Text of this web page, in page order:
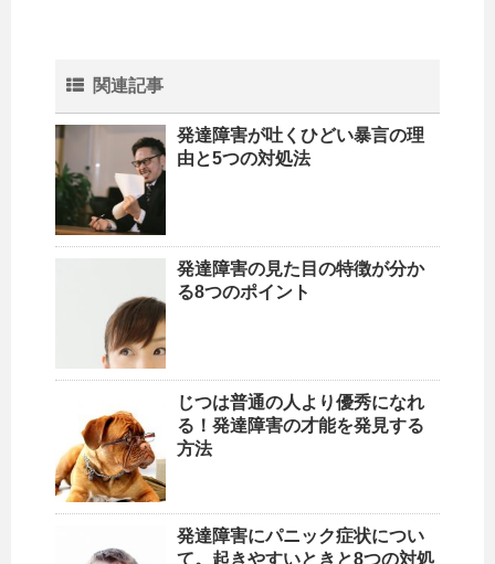
関連記事
発達障害が吐くひどい暴言の理
由と5つの対処法
発達障害の見た目の特徴が分か
る8つのポイント
じつは普通の人より優秀になれ
る！発達障害の才能を発見する
方法
発達障害にパニック症状につい
て。起きやすいときと8つの対処